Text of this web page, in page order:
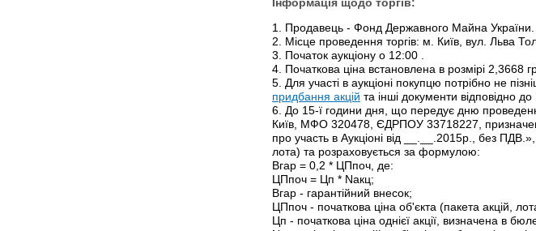
1. Продавець - Фонд Державного Майна України.
2. Місце проведення торгів: м. Київ, вул. Льва
3. Початок аукціону о 12:00 .
4. Початкова ціна встановлена в розмірі 2,3668
5. Для участі в аукціоні покупцю потрібно не
придбання акцій та інші документи відповідно
6. До 15-ї години дня, що передує дню
Київ, МФО 320478, ЄДРПОУ 33718227,
про участь в Аукціоні від __.__.2015р., без ПДВ.»,
лота) та розраховується за формулою:
Вгар = 0,2 * ЦПпоч, де:
ЦПпоч = Цп * Nакц;
Вгар - гарантійний внесок;
ЦПпоч - початкова ціна об'єкта (пакета акцій,
Цп - початкова ціна однієї акції, визначена в